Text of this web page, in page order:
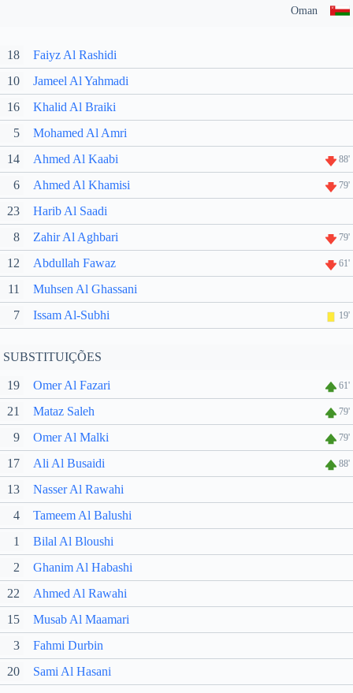
Oman
18
Faiyz Al Rashidi
10
Jameel Al Yahmadi
16
Khalid Al Braiki
5
Mohamed Al Amri
14
Ahmed Al Kaabi 88'
6 Ahmed Al Khamisi 79'
23
Harib Al Saadi
8
Zahir Al Aghbari 79'
12 Abdullah Fawaz 61'
11
Muhsen Al Ghassani
7
Issam Al-Subhi 19'
SUBSTITUIÇÕES
19 Omer Al Fazari 61'
21 Mataz Saleh 79'
9 Omer Al Malki 79'
17 Ali Al Busaidi 88'
13
Nasser Al Rawahi
4
Tameem Al Balushi
1
Bilal Al Bloushi
2
Ghanim Al Habashi
22
Ahmed Al Rawahi
15
Musab Al Maamari
3
Fahmi Durbin
20
Sami Al Hasani